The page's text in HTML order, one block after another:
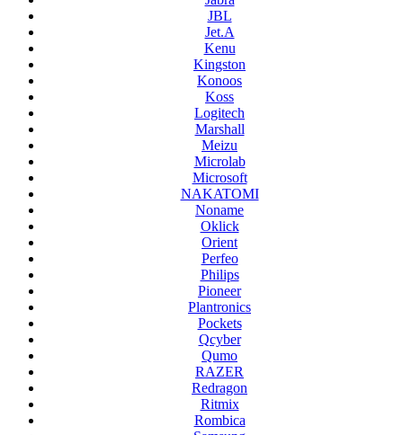
JBL
Jet.A
Kenu
Kingston
Konoos
Koss
Logitech
Marshall
Meizu
Microlab
Microsoft
NAKATOMI
Noname
Oklick
Orient
Perfeo
Philips
Pioneer
Plantronics
Pockets
Qcyber
Qumo
RAZER
Redragon
Ritmix
Rombica